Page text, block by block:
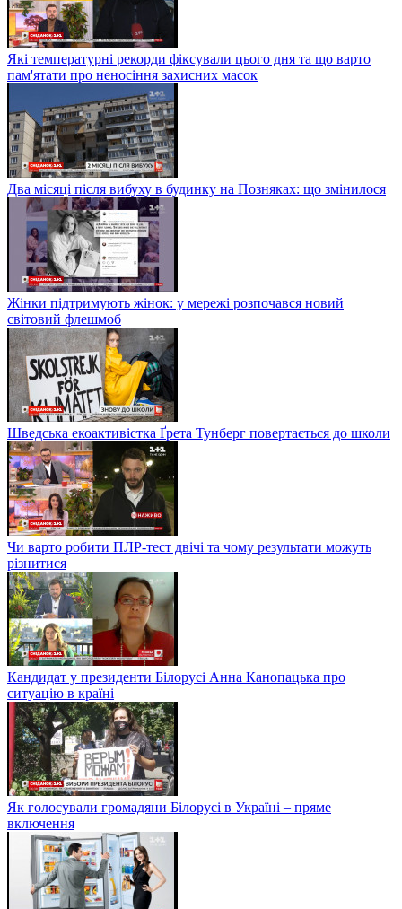
Які температурні рекорди фіксували цього дня та що варто
пам'ятати про неносіння захисних масок
Два місяці після вибуху в будинку на Позняках: що змінилося
Жінки підтримують жінок: у мережі розпочався новий
світовий флешмоб
Шведська екоактивістка Ґрета Тунберг повертається до школи
Чи варто робити ПЛР-тест двічі та чому результати можуть
різнитися
Кандидат у президенти Білорусі Анна Канопацька про
ситуацію в країні
Як голосували громадяни Білорусі в Україні – пряме
включення